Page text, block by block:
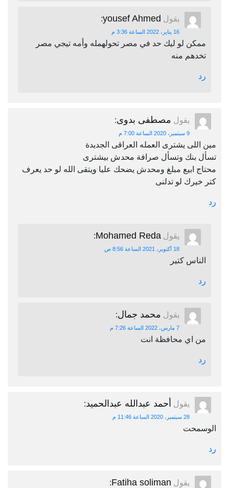
يقول yousef Ahmed
:
16 يناير، 2022 الساعة 3:36 م
ممكن لو ليك حد في مصر تحولهمله وأمه تيجي مصر
تخدهم منه
رد
يقول مصطفى بدوى:
9 سبتمبر، 2020 الساعة 7:00 م
مين اللى يشترى العمله العراقى الجديدة
تسأل بنك وتسأل صرافة محدش بيشترى
محتاج ابيع مبلغ ومحدش يضحك عليا ويتقى الله لو حد يعرف
كتر خيرك لو تدلنى
رد
يقول Mohamed Reda
:
18 أكتوبر، 2021 الساعة 8:56 ص
الناس كتير
رد
يقول محمد جمال:
7 مارس، 2022 الساعة 7:26 م
من اي محافظة انت
رد
يقول أحمد عبدالله عبدالحميد:
28 سبتمبر، 2020 الساعة 11:46 م
الوسمحت
رد
يقول Fatiha soliman
: